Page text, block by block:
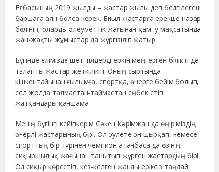
Елбасының 2019 жылды – жастар жылы деп белгілегені
баршаға аян болса керек. Биыл жастарға ерекше назар
бөлініп, оларды әлеуметтік жағынан қамту мақсатында
жан-жақты жұмыстар да жүргізіліп жатыр.
Бүгінде елімізде шет тілдерді еркін меңгерген білікті де
талапты жастар жеткілікті. Оның сыртында
кішкентайынан ғылымға, спортқа, өнерге бейім болып,
сол жолда талмастан-таймастан еңбек етіп
жатқандары қаншама.
Менің бүгінгі кейіпкерім Сәкен Кәрімжан да өңіріміздің
өнерлі жастарының бірі. Ол әулете ән шырқап, немесе
спорттың бір түрінен чемпион атанбаса да өзінің
сиқыршылық жағынан танытып жүрген жастардың бірі.
Ол сиқыр көрсетіп, кез-келген жанды еріксіз таңдай